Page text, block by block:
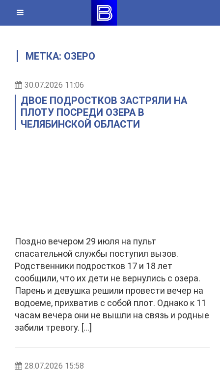
content
МЕТКА: ОЗЕРО
30.07.2026 11:06
ДВОЕ ПОДРОСТКОВ ЗАСТРЯЛИ НА
ПЛОТУ ПОСРЕДИ ОЗЕРА В
ЧЕЛЯБИНСКОЙ ОБЛАСТИ
Поздно вечером 29 июля на пульт
спасательной службы поступил вызов.
Родственники подростков 17 и 18 лет
сообщили, что их дети не вернулись с озера.
Парень и девушка решили провести вечер на
водоеме, прихватив с собой плот. Однако к 11
часам вечера они не вышли на связь и родные
забили тревогу. […]
28.07.2026 15:58